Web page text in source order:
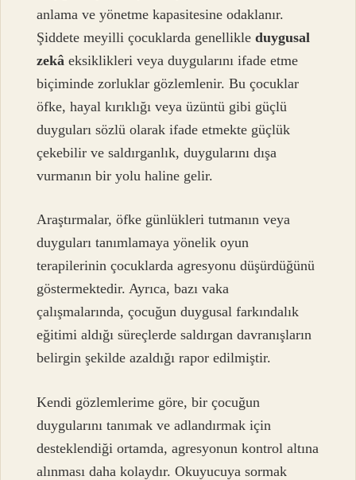
anlama ve yönetme kapasitesine odaklanır.
Şiddete meyilli çocuklarda genellikleduygusal
zekâ eksiklikleri veya duygularını ifade etme
biçiminde zorluklar gözlemlenir. Bu çocuklar
öfke, hayal kırıklığı veya üzüntü gibi güçlü
duyguları sözlü olarak ifade etmekte güçlük
çekebilir ve saldırganlık, duygularını dışa
vurmanın bir yolu haline gelir.
Araştırmalar, öfke günlükleri tutmanın veya
duyguları tanımlamaya yönelik oyun
terapilerinin çocuklarda agresyonu düşürdüğünü
göstermektedir. Ayrıca, bazı vaka
çalışmalarında, çocuğun duygusal farkındalık
eğitimi aldığı süreçlerde saldırgan davranışların
belirgin şekilde azaldığı rapor edilmiştir.
Kendi gözlemlerime göre, bir çocuğun
duygularını tanımak ve adlandırmak için
desteklendiği ortamda, agresyonun kontrol altına
alınması daha kolaydır. Okuyucuya sormak